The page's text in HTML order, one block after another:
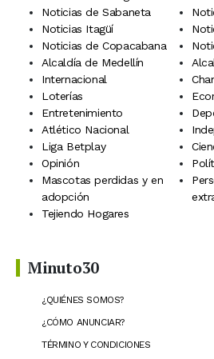
Noticias de Sabaneta
Noticias Itagüí
Noticias de Copacabana
Alcaldía de Medellín
Internacional
Loterías
Entretenimiento
Atlético Nacional
Liga Betplay
Opinión
Mascotas perdidas y en
adopción
Tejiendo Hogares
Minuto30
¿QUIÉNES SOMOS?
¿CÓMO ANUNCIAR?
TÉRMINO Y CONDICIONES